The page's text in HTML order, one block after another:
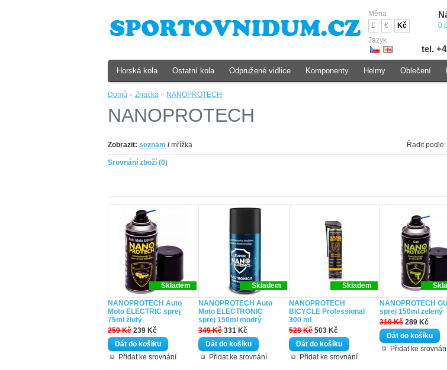
Jazyk
Měna
£
€ Kč 0
tel.
Domů » Značka » NANOPROTECH
NANOPROTECH
Zobrazit: seznam /mřížka Řadit podle:
Srovnání zboží (0)
Skladem
NANOPROTECH Auto
Moto ELECTRIC sprej
75ml žlutý
259 Kč 239 Kč
Přidat ke srovnání
Skladem
NANOPROTECH Auto
Moto ELECTRONIC
sprej 150ml modrý
349 Kč 331 Kč
Přidat ke srovnání
Skladem
NANOPROTECH
BICYCLE Professional
300 ml
528 Kč 503 Kč
Přidat ke srovnání
NANOPROTECH
sprej 150ml zelený
319 Kč 289 Kč
Přidat ke
Horská kola Ostatní kola Odpružené vidlice Komponenty Helmy Oblečení